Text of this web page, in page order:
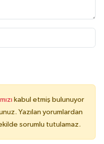
kabul etmiş bulunuyor
Yazılan yorumlardan
sorumlu tutulamaz.